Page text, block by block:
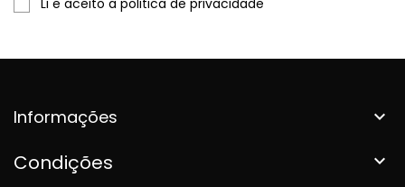
Informações 
Condições 